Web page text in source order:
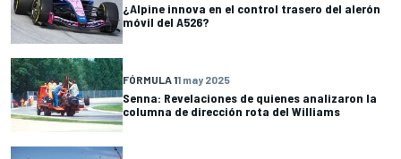
¿Alpine innova en el control trasero del alerón
móvil del A526?
FÓRMULA 11 may 2025
Senna: Revelaciones de quienes analizaron la
columna de dirección rota del Williams